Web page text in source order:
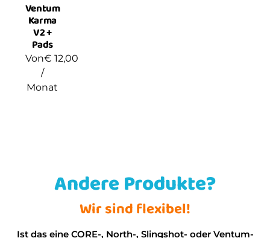
Ventum
Karma
V2 +
Pads
Von€ 12,00
/
Monat
Andere Produkte?
Wir sind flexibel!
Ist das eine CORE-, North-, Slingshot- oder Ventum-